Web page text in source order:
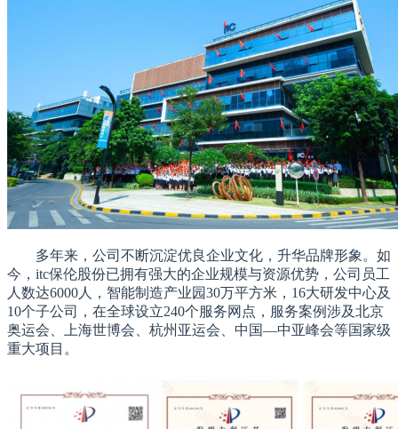
多年来，公司不断沉淀优良企业文化，升华品牌形象。如
今，itc保伦股份已拥有强大的企业规模与资源优势，公司员工
人数达6000人，智能制造产业园30万平方米，16大研发中心及
10个子公司，在全球设立240个服务网点，服务案例涉及北京
奥运会、上海世博会、杭州亚运会、中国—中亚峰会等国家级
重大项目。